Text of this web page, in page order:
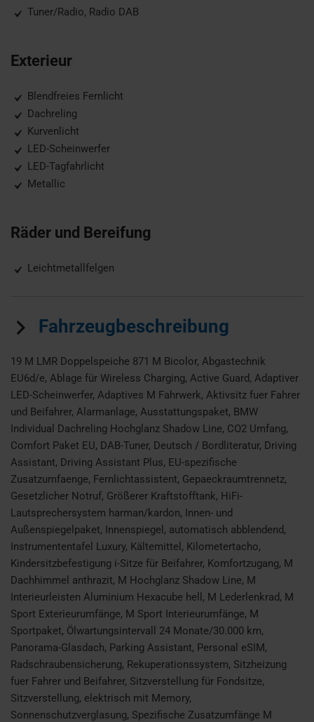
Tuner/Radio, Radio DAB
Exterieur
Blendfreies Fernlicht
Dachreling
Kurvenlicht
LED-Scheinwerfer
LED-Tagfahrlicht
Metallic
Räder und Bereifung
Leichtmetallfelgen
Fahrzeugbeschreibung
19 M LMR Doppelspeiche 871 M Bicolor, Abgastechnik
EU6d/e, Ablage für Wireless Charging, Active Guard, Adaptiver
LED-Scheinwerfer, Adaptives M Fahrwerk, Aktivsitz fuer Fahrer
und Beifahrer, Alarmanlage, Ausstattungspaket, BMW
Individual Dachreling Hochglanz Shadow Line, CO2 Umfang,
Comfort Paket EU, DAB-Tuner, Deutsch / Bordliteratur, Driving
Assistant, Driving Assistant Plus, EU-spezifische
Zusatzumfaenge, Fernlichtassistent, Gepaeckraumtrennetz,
Gesetzlicher Notruf, Größerer Kraftstofftank, HiFi-
Lautsprechersystem harman/kardon, Innen- und
Außenspiegelpaket, Innenspiegel, automatisch abblendend,
Instrumententafel Luxury, Kältemittel, Kilometertacho,
Kindersitzbefestigung i-Sitze für Beifahrer, Komfortzugang, M
Dachhimmel anthrazit, M Hochglanz Shadow Line, M
Interieurleisten Aluminium Hexacube hell, M Lederlenkrad, M
Sport Exterieurumfänge, M Sport Interieurumfänge, M
Sportpaket, Ölwartungsintervall 24 Monate/30.000 km,
Panorama-Glasdach, Parking Assistant, Personal eSIM,
Radschraubensicherung, Rekuperationssystem, Sitzheizung
fuer Fahrer und Beifahrer, Sitzverstellung für Fondsitze,
Sitzverstellung, elektrisch mit Memory,
Sonnenschutzverglasung, Spezifische Zusatzumfänge M